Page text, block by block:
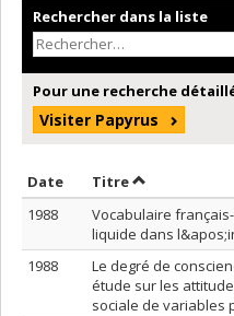
Rechercher dans la liste
Pour une recherche
Visiter Papyrus
Date Trier par date en
TitreTrier par titre
1988
Vocabulaire
liquide dans
1988
Le degré de
étude sur les
sociale de variables